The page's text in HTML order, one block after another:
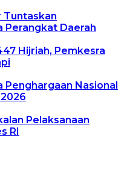
Tuntaskan
Perangkat Daerah
Hijriah, Pemkesra
Nasional
Pelaksanaan
RI